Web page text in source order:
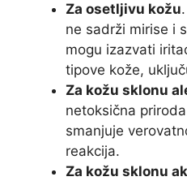
Za osetljivu kožu
ne sadrži mirise i
mogu izazvati
tipove kože,
Za kožu sklonu
netoksična
smanjuje
reakcija.
Za kožu sklonu